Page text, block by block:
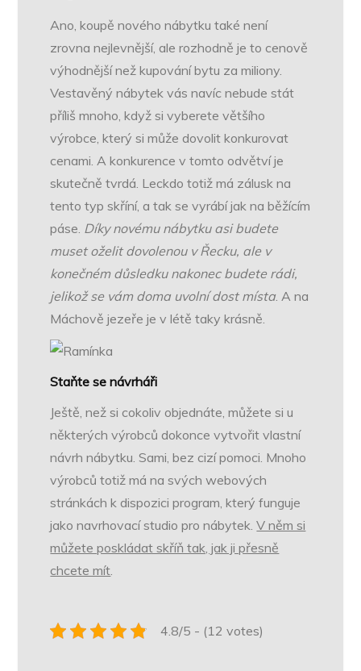
Ano, koupě nového nábytku také není
zrovna nejlevnější, ale rozhodně je to cenově
výhodnější než kupování bytu za miliony.
Vestavěný nábytek vás navíc nebude stát
příliš mnoho, když si vyberete většího
výrobce, který si může dovolit konkurovat
cenami. A konkurence v tomto odvětví je
skutečně tvrdá. Leckdo totiž má zálusk na
tento typ skříní, a tak se vyrábí jak na běžícím
páse. Díky novému nábytku asi budete
muset oželit dovolenou v Řecku, ale v
konečném důsledku nakonec budete rádi,
jelikož se vám doma uvolní dost místa. A na
Máchově jezeře je v létě taky krásně.
Staňte se návrháři
Ještě, než si cokoliv objednáte, můžete si u
některých výrobců dokonce vytvořit vlastní
návrh nábytku. Sami, bez cizí pomoci. Mnoho
výrobců totiž má na svých webových
stránkách k dispozici program, který funguje
jako navrhovací studio pro nábytek.V něm si
můžete poskládat skříň tak, jak ji přesně
chcete mít
4.8/5 - (12 votes)